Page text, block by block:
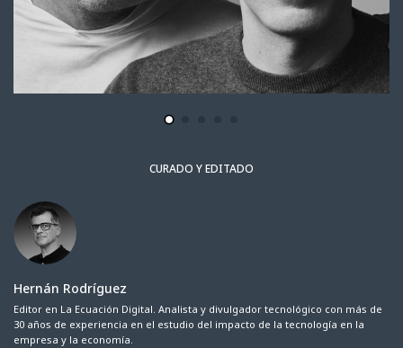
CURADO Y EDITADO
Hernán Rodríguez
Editor en La Ecuación Digital. Analista y divulgador tecnológico con más de
30 años de experiencia en el estudio del impacto de la tecnología en la
empresa y la economía.